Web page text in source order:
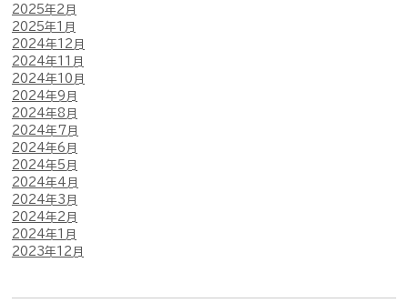
2025年2月
2025年1月
2024年12月
2024年11月
2024年10月
2024年9月
2024年8月
2024年7月
2024年6月
2024年5月
2024年4月
2024年3月
2024年2月
2024年1月
2023年12月